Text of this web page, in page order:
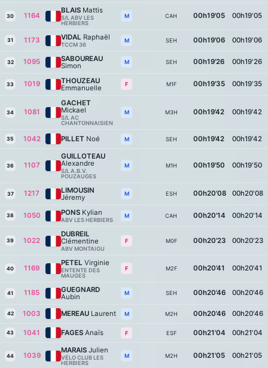
30 1164
BLAIS Mattis
S/L ABV LES
HERBIERS
M CAH 00h19'05 00h19'05
31 1173 VIDAL Raphaël
TCCM 36
M SEH 00h19'06 00h19'06
32 1095
SABOUREAU
Simon
M SEH 00h19'26 00h19'26
33 1019
THOUZEAU
Emmanuelle
F M1F 00h19'35 00h19'35
34 1081
GACHET
Mickael
S/L AC
CHANTONNAISIEN
M M3H 00h19'42 00h19'42
35 1042 PILLET Noé M SEH 00h19'42 00h19'42
36 1107
GUILLOTEAU
Alexandre
S/L A.B.V.
POUZAUGES
M M1H 00h19'50 00h19'50
37 1217
LIMOUSIN
Jéremy
M ESH 00h20'08 00h20'08
38 1050 PONS Kylian
ABV LES HERBIERS
M CAH 00h20'14 00h20'14
39 1022
DUBREIL
Clémentine
ABV MONTAIGU
F M0F 00h20'23 00h20'23
40 1169
PETEL Virginie
ENTENTE DES
MAUGES
F M2F 00h20'41 00h20'41
41 1185
GUEGNARD
Aubin
M SEH 00h20'46 00h20'46
42 1003 MEREAU Laurent M M2H 00h20'46 00h20'46
43 1041 FAGES Anaïs F ESF 00h21'04 00h21'04
44 1039
MARAIS Julien
VÉLO CLUB LES
HERBIERS
M M2H 00h21'05 00h21'05